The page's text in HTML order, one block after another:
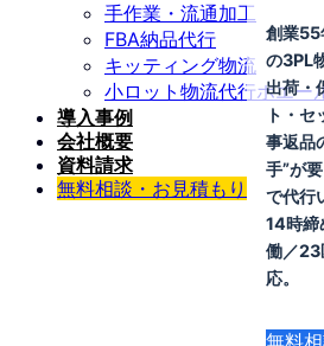
手作業・流通加工
FBA納品代行
キッティング物流
小ロット物流代行ホエー
導入事例
会社概要
資料請求
無料相談・お見積もり
創業55
の3PL
出荷・
ト・
事返品
手”が
で代行
14時締
働／23
応。